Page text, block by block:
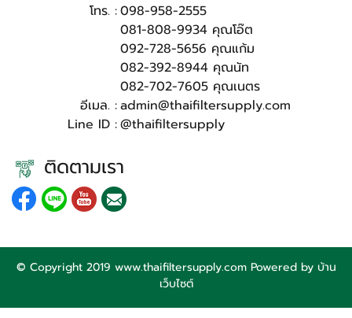
โทร. :098-958-2555
081-808-9934 คุณโอ๊ต
092-728-5656 คุณแก้ม
082-392-8944 คุณนัท
082-702-7605 คุณเนตร
อีเมล. :admin@thaifiltersupply.com
Line ID :@thaifiltersupply
ติดตามเรา
© Copyright 2019 www.thaifiltersupply.com Powered by บ้าน
เว็บไซต์